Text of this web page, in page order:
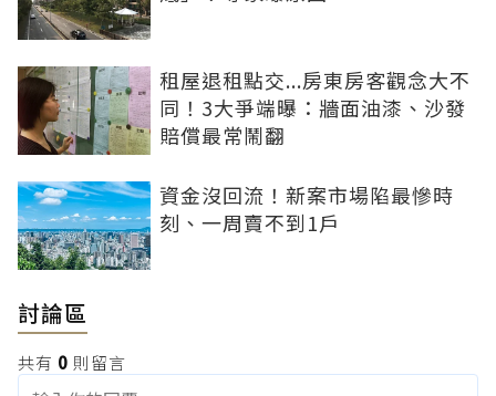
租屋退租點交...房東房客觀念大不
同！3大爭端曝：牆面油漆、沙發
賠償最常鬧翻
資金沒回流！新案市場陷最慘時
刻、一周賣不到1戶
討論區
共有 0 則留言